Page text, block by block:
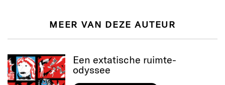
MEER VAN DEZE AUTEUR
Een extatische ruimte-
odyssee